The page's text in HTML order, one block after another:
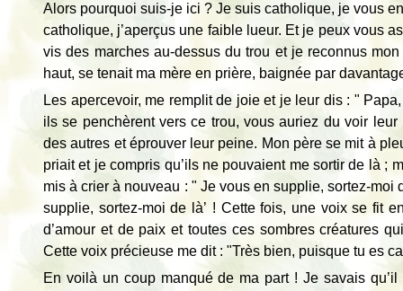
Alors pourquoi suis-je ici ? Je suis catholique, je vous
catholique, j’aperçus une faible lueur. Et je peux vous
vis des marches au-dessus du trou et je reconnus
haut, se tenait ma mère en prière, baignée par
Les apercevoir, me remplit de joie et je leur dis : "
ils se penchèrent vers ce trou, vous auriez du voir
des autres et éprouver leur peine. Mon père se mit à
priait et je compris qu’ils ne pouvaient me sortir de là ;
mis à crier à nouveau : " Je vous en supplie, sortez-
supplie, sortez-moi de là’ ! Cette fois, une voix se fit
d’amour et de paix et toutes ces sombres créatures
Cette voix précieuse me dit : "Très bien, puisque tu es
En voilà un coup manqué de ma part ! Je savais